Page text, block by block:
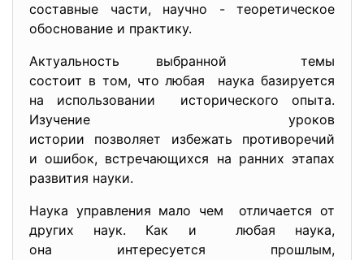
составные части, научно - теоретическое
обоснование и практику.
Актуальность выбранной темы
состоит в том, что любая наука базируется
на использовании исторического опыта.
Изучение уроков
истории позволяет избежать противоречий
и ошибок, встречающихся на ранних этапах
развития науки.
Наука управления мало чем отличается от
других наук. Как и любая наука,
она интересуется прошлым,